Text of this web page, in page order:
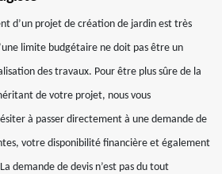
d’un projet de création de jardin est très
limite budgétaire ne doit pas être un
des travaux. Pour être plus sûre de la
de votre projet, nous vous
à passer directement à une demande de
votre disponibilité financière et également
demande de devis n’est pas du tout